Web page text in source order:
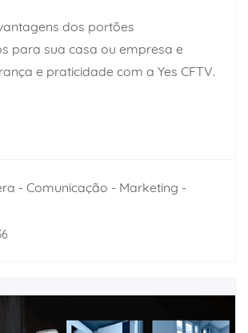
dos portões
para sua casa ou empresa e
e praticidade com a Yes CFTV.
- Comunicação - Marketing -